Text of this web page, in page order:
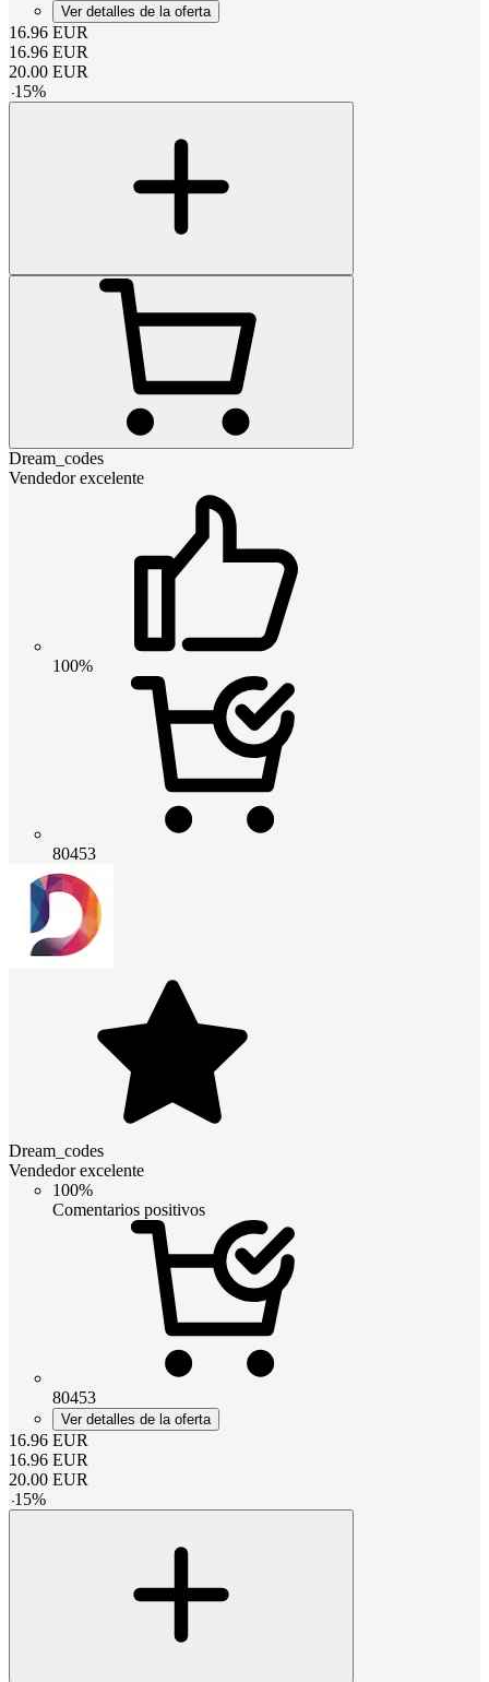
Ver detalles de la oferta
16.96 EUR
16.96 EUR
20.00 EUR
-15%
Dream_codes
Vendedor excelente
100%
80453
Dream_codes
Vendedor excelente
100%
Comentarios positivos
80453
Ver detalles de la oferta
16.96 EUR
16.96 EUR
20.00 EUR
-15%